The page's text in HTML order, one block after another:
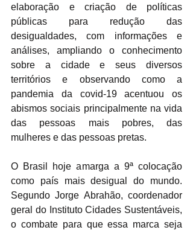
elaboração e criação de políticas
públicas para redução das
desigualdades, com informações e
análises, ampliando o conhecimento
sobre a cidade e seus diversos
territórios e observando como a
pandemia da covid-19 acentuou os
abismos sociais principalmente na vida
das pessoas mais pobres, das
mulheres e das pessoas pretas.
O Brasil hoje amarga a 9ª colocação
como país mais desigual do mundo.
Segundo Jorge Abrahão, coordenador
geral do Instituto Cidades Sustentáveis,
o combate para que essa marca seja